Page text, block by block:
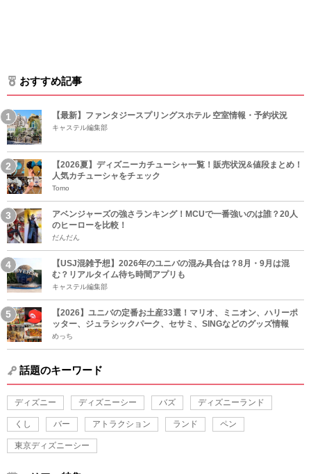
おすすめ記事
【最新】ファンタジースプリングスホテル 空室情報・予約状況
キャステル編集部
【2026夏】ディズニーカチューシャ一覧！販売状況&値段まとめ！
人気カチューシャをチェック
Tomo
アベンジャーズの強さランキング！MCUで一番強いのは誰？20人
のヒーローを比較！
だんだん
【USJ混雑予想】2026年のユニバの混み具合は？8月・9月は混
む？リアルタイム待ち時間アプリも
キャステル編集部
【2026】ユニバの定番お土産33選！マリオ、ミニオン、ハリーポ
ッター、ジュラシックパーク、セサミ、SINGなどのグッズ情報
めっち
話題のキーワード
ディズニー ディズニーシー バズ ディズニーランド
くし バー アトラクション ランド ペン
東京ディズニーシー